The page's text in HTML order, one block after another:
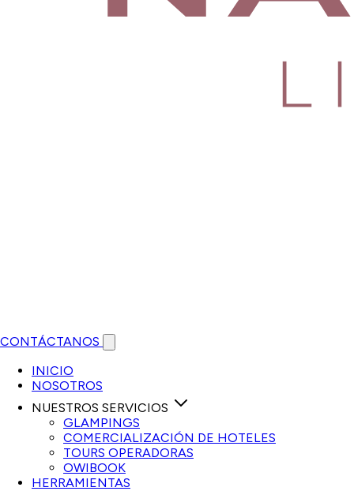
CONTÁCTANOS
INICIO
NOSOTROS
NUESTROS SERVICIOS
GLAMPINGS
COMERCIALIZACIÓN DE HOTELES
TOURS OPERADORAS
OWIBOOK
HERRAMIENTAS